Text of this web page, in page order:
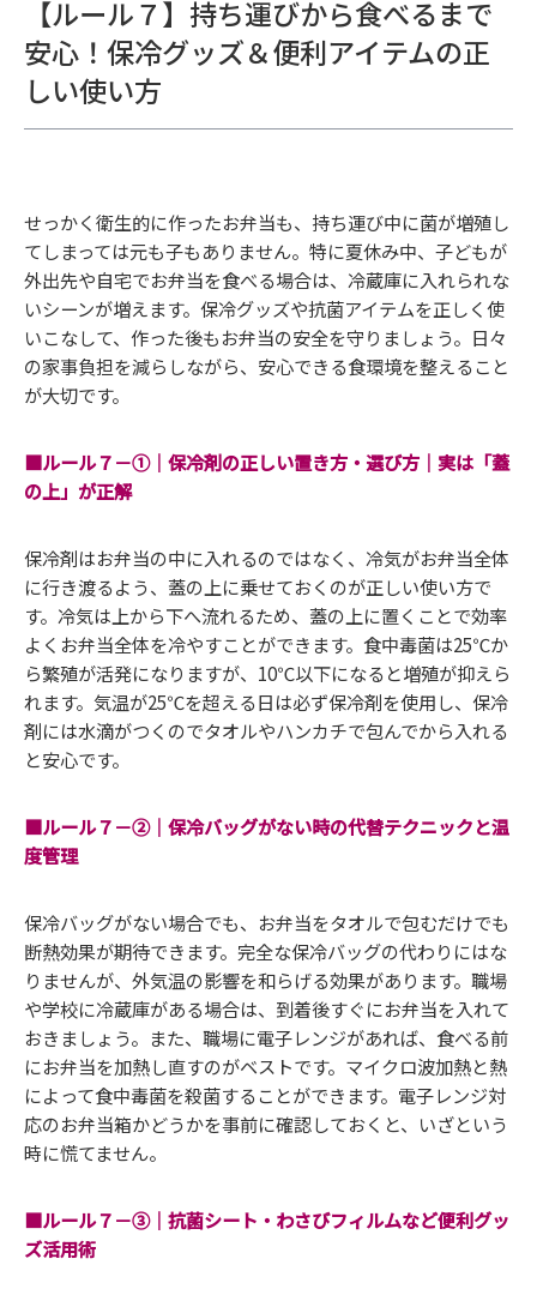
【ルール７】持ち運びから食べるまで
安心！保冷グッズ＆便利アイテムの正
しい使い方
せっかく衛生的に作ったお弁当も、持ち運び中に菌が増殖し
てしまっては元も子もありません。特に夏休み中、子どもが
外出先や自宅でお弁当を食べる場合は、冷蔵庫に入れられな
いシーンが増えます。保冷グッズや抗菌アイテムを正しく使
いこなして、作った後もお弁当の安全を守りましょう。日々
の家事負担を減らしながら、安心できる食環境を整えること
が大切です。
■ルール７－①｜保冷剤の正しい置き方・選び方｜実は「蓋
の上」が正解
保冷剤はお弁当の中に入れるのではなく、冷気がお弁当全体
に行き渡るよう、蓋の上に乗せておくのが正しい使い方で
す。冷気は上から下へ流れるため、蓋の上に置くことで効率
よくお弁当全体を冷やすことができます。食中毒菌は25℃か
ら繁殖が活発になりますが、10℃以下になると増殖が抑えら
れます。気温が25℃を超える日は必ず保冷剤を使用し、保冷
剤には水滴がつくのでタオルやハンカチで包んでから入れる
と安心です。
■ルール７－②｜保冷バッグがない時の代替テクニックと温
度管理
保冷バッグがない場合でも、お弁当をタオルで包むだけでも
断熱効果が期待できます。完全な保冷バッグの代わりにはな
りませんが、外気温の影響を和らげる効果があります。職場
や学校に冷蔵庫がある場合は、到着後すぐにお弁当を入れて
おきましょう。また、職場に電子レンジがあれば、食べる前
にお弁当を加熱し直すのがベストです。マイクロ波加熱と熱
によって食中毒菌を殺菌することができます。電子レンジ対
応のお弁当箱かどうかを事前に確認しておくと、いざという
時に慌てません。
■ルール７－③｜抗菌シート・わさびフィルムなど便利グッ
ズ活用術